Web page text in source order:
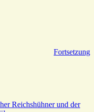
Fortsetzung
Reichshühner und der